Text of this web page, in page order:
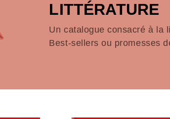
LITTÉRATURE
Un catalogue consacré à la
Best-sellers ou promesses